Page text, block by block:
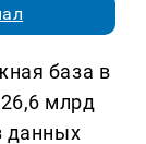
база в
млрд
данных